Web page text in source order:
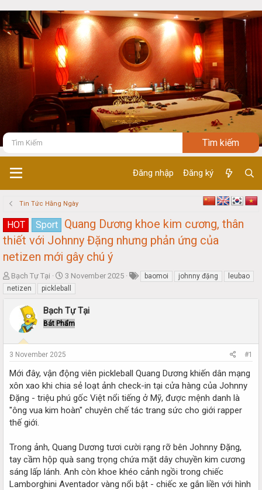
Đăng nhập Đăng ký
Tin Tức Hằng Ngày
HOT Sport
Quang Dương khoe kim cương, thân
thiết với Johnny Đặng nhưng phản ứng của
netizen mới gây chú ý
T
h
r
a
r
e
r
Bạch Tự Tại
S
t
a
r
t
d
e
3 November 2025 baomoi johnny đặng
leubao
netizen
pickleball
Bạch Tự Tại
Bát Phẩm
3 November 2025 #1
Mới đây, vận động viên pickleball Quang Dương khiến dân mạng
xôn xao khi chia sẻ loạt ảnh check-in tại cửa hàng của Johnny
Đặng - triệu phú gốc Việt nổi tiếng ở Mỹ, được mệnh danh là
"ông vua kim hoàn" chuyên chế tác trang sức cho giới rapper
thế giới.
Trong ảnh, Quang Dương tươi cười rạng rỡ bên Johnny Đặng,
tay cầm hộp quà sang trọng chứa mặt dây chuyền kim cương
sáng lấp lánh. Anh còn khoe khéo cảnh ngồi trong chiếc
Lamborghini Aventador vàng nổi bật - chiếc xe gắn liền với hình